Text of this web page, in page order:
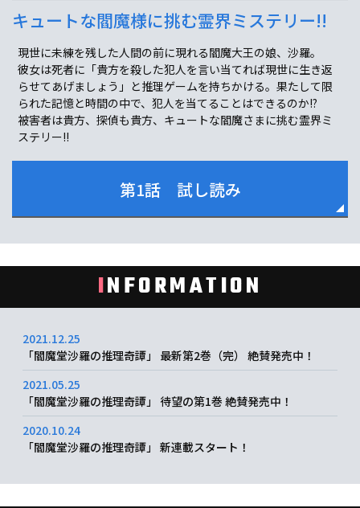
キュートな閻魔様に挑む霊界ミステリー!!
現世に未練を残した人間の前に現れる閻魔大王の娘、沙羅。
彼女は死者に「貴方を殺した犯人を言い当てれば現世に生き返
らせてあげましょう」と推理ゲームを持ちかける。果たして限
られた記憶と時間の中で、犯人を当てることはできるのか!?
被害者は貴方、探偵も貴方、キュートな閻魔さまに挑む霊界ミ
ステリー!!
第1話 試し読み
INFORMATION
2021.12.25
「閻魔堂沙羅の推理奇譚」 最新第2巻（完） 絶賛発売中！
2021.05.25
「閻魔堂沙羅の推理奇譚」 待望の第1巻 絶賛発売中！
2020.10.24
「閻魔堂沙羅の推理奇譚」 新連載スタート！